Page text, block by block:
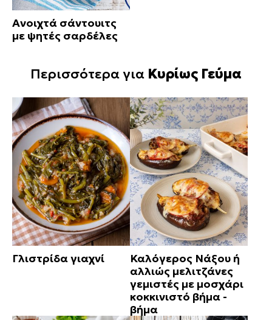
Ανοιχτά σάντουιτς
με ψητές σαρδέλες
Περισσότερα για Κυρίως Γεύμα
Γλιστρίδα γιαχνί
Καλόγερος Νάξου ή
αλλιώς μελιτζάνες
γεμιστές με μοσχάρι
κοκκινιστό βήμα -
βήμα